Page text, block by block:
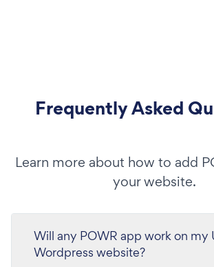
Frequently Asked
Learn more about how to add
your website.
Will any POWR app work on my
Wordpress website?